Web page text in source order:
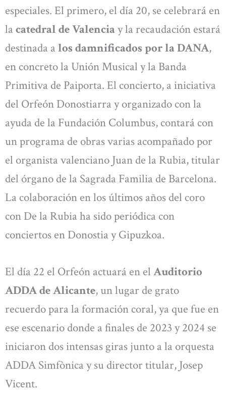
especiales. El primero, el día 20, se celebrará en
la catedral de Valenciay la recaudación estará
destinada a los damnificados por la DANA,
en concreto la Unión Musical y la Banda
Primitiva de Paiporta. El concierto, a iniciativa
del Orfeón Donostiarra y organizado con la
ayuda de la Fundación Columbus, contará con
un programa de obras varias acompañado por
el organista valenciano Juan de la Rubia, titular
del órgano de la Sagrada Familia de Barcelona.
La colaboración en los últimos años del coro
con De la Rubia ha sido periódica con
conciertos en Donostia y Gipuzkoa.
El día 22 el Orfeón actuará en el Auditorio
ADDA de Alicante, un lugar de grato
recuerdo para la formación coral, ya que fue en
ese escenario donde a finales de 2023 y 2024 se
iniciaron dos intensas giras junto a la orquesta
ADDA Simfònica y su director titular, Josep
Vicent.